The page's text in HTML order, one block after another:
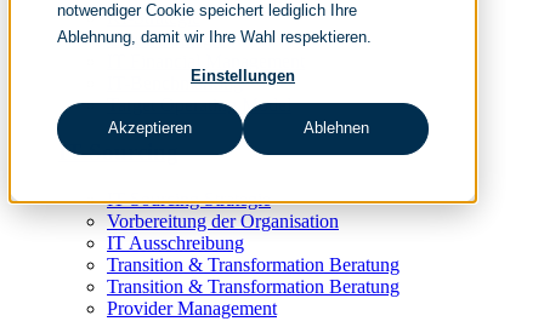
notwendiger Cookie speichert lediglich Ihre
Ablehnung, damit wir Ihre Wahl respektieren.
Einstellungen
Akzeptieren Ablehnen
KI-Strategie
Cloud Strategie
IT-Benchmarking
Target Operating Model
IT Sourcing
IT Sourcing Strategie
Vorbereitung der Organisation
IT Ausschreibung
Transition & Transformation Beratung
Transition & Transformation Beratung
Provider Management